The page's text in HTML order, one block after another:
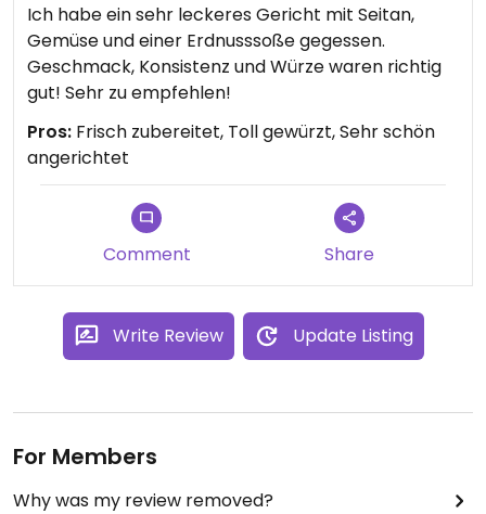
Ich habe ein sehr leckeres Gericht mit Seitan,
Gemüse und einer Erdnusssoße gegessen.
Geschmack, Konsistenz und Würze waren richtig
gut! Sehr zu empfehlen!
Pros: Frisch zubereitet, Toll gewürzt, Sehr schön
angerichtet
Comment Share
Write Review Update Listing
For Members
Why was my review removed?